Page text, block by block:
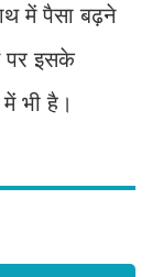
में पैसा बढ़ने
पर इसके
भी है।